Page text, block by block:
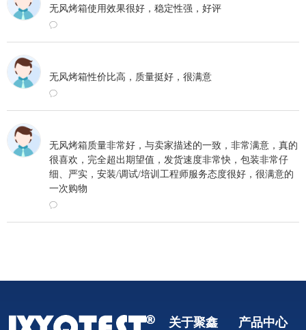
无风烤箱使用效果很好，稳定性强，好评
ꂖ
无风烤箱性价比高，质量挺好，很满意
ꂖ
无风烤箱质量非常好，与卖家描述的一致，非常满意，真的
很喜欢，完全超出期望值，发货速度非常快，包装非常仔
细、严实，安装/调试/培训工程师服务态度很好，很满意的
一次购物
ꂖ
关于聚鑫 产品中心